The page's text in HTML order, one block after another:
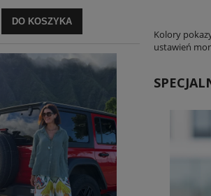
DO KOSZYKA
Kolory
ustawień